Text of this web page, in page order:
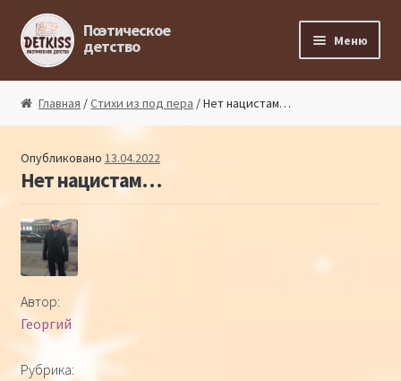
Перейти к навигации
Перейти к содержимому
Поэтическое
детство Меню
Поэтический ликбез
Поэтический блог
Детская философия
Главная /Стихи из под пера / Нет нацистам…
Опубликовано 13.04.2022
Нет нацистам…
Автор:
Георгий
Рубрика: